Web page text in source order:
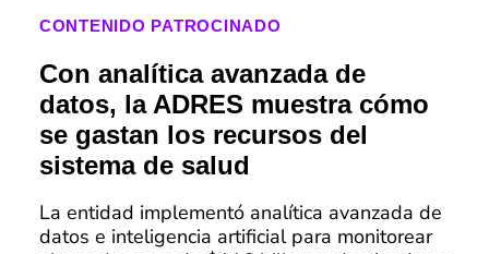
CONTENIDO PATROCINADO
Con analítica avanzada de
datos, la ADRES muestra cómo
se gastan los recursos del
sistema de salud
La entidad implementó analítica avanzada de
datos e inteligencia artificial para monitorear